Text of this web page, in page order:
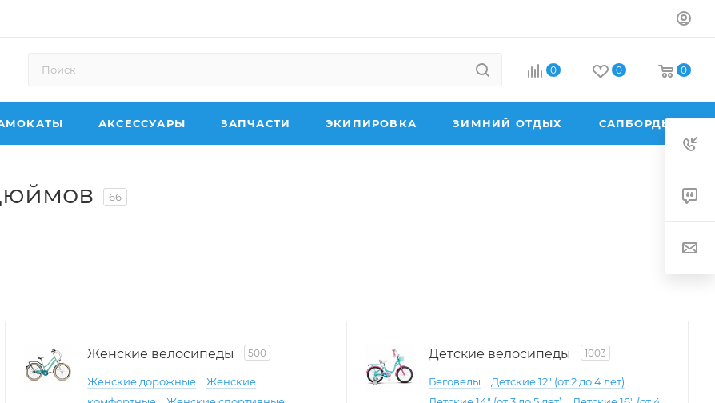
0 0 0
АКСЕССУАРЫ ЗАПЧАСТИ ЭКИПИРОВКА ЗИМНИЙ ОТДЫХ САПБОРДЫ
66
Женские велосипеды 500
Женские дорожные
Женские
Детские велосипеды 1003
Беговелы
Детские 12" (от 2 до 4 лет)